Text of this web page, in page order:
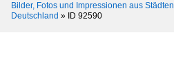
Bilder, Fotos und Impressionen aus Städten
Deutschland » ID 92590